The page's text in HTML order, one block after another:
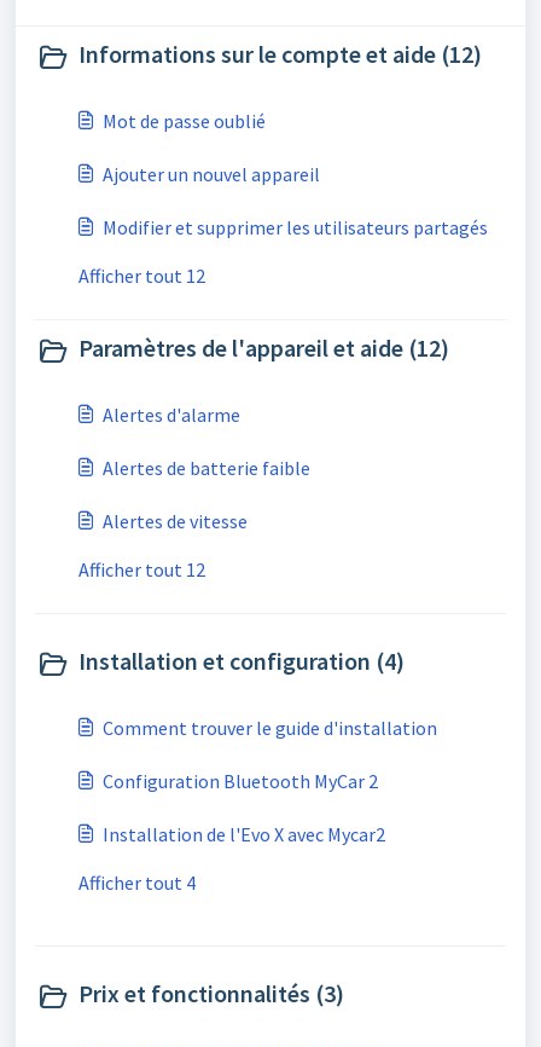
Informations sur le compte et aide (12)
Mot de passe oublié
Ajouter un nouvel appareil
Modifier et supprimer les utilisateurs partagés
Afficher tout 12
Paramètres de l'appareil et aide (12)
Alertes d'alarme
Alertes de batterie faible
Alertes de vitesse
Afficher tout 12
Installation et configuration (4)
Comment trouver le guide d'installation
Configuration Bluetooth MyCar 2
Installation de l'Evo X avec Mycar2
Afficher tout 4
Prix ​​et fonctionnalités (3)